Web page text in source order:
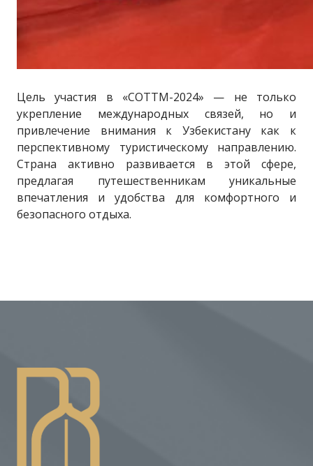
Цель участия в «COTTM-2024» — не только
укрепление международных связей, но и
привлечение внимания к Узбекистану как к
перспективному туристическому направлению.
Страна активно развивается в этой сфере,
предлагая путешественникам уникальные
впечатления и удобства для комфортного и
безопасного отдыха.